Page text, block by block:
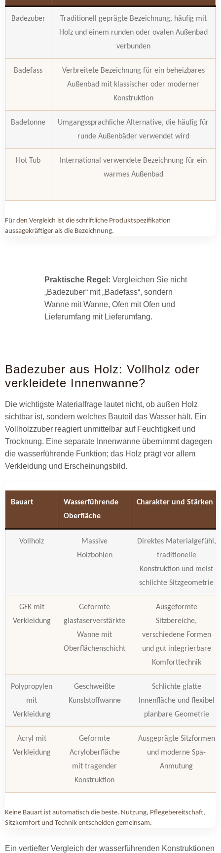
Badezuber
Traditionell geprägte Bezeichnung, häufig mit
Holz und einem runden oder ovalen Außenbad
verbunden
Badefass
Verbreitete Bezeichnung für ein beheizbares
Außenbad mit klassischer oder moderner
Konstruktion
Badetonne
Umgangssprachliche Alternative, die häufig für
runde Außenbäder verwendet wird
Hot Tub
International verwendete Bezeichnung für ein
warmes Außenbad
Für den Vergleich ist die schriftliche Produktspezifikation
aussagekräftiger als die Bezeichnung.
Praktische Regel: Vergleichen Sie nicht
„Badezuber“ mit „Badefass“, sondern
Wanne mit Wanne, Ofen mit Ofen und
Lieferumfang mit Lieferumfang.
Badezuber aus Holz: Vollholz oder
verkleidete Innenwanne?
Die wichtigste Materialfrage lautet nicht, ob außen Holz
sichtbar ist, sondern welches Bauteil das Wasser hält. Ein
Vollholzzuber reagiert unmittelbar auf Feuchtigkeit und
Trocknung. Eine separate Innenwanne übernimmt dagegen
die wasserführende Funktion; das Holz prägt vor allem
Verkleidung und Erscheinungsbild.
Bauart
Wasserführende
Oberfläche
Charakter und Stärken
Vollholz
Massive
Holzbohlen
Direktes Materialgefühl,
traditionelle
Konstruktion und meist
schlichte Sitzgeometrie
GFK mit
Verkleidung
Geformte
glasfaserverstärkte
Wanne mit
Oberflächenschicht
Ausgeformte
Sitzbereiche,
verschiedene Formen
und gut integrierbare
Komforttechnik
Polypropylen
mit
Verkleidung
Geschweißte
Kunststoffwanne
Schlichte glatte
Innenfläche und flexibel
planbare Geometrie
Acryl mit
Verkleidung
Geformte
Acryloberfläche
mit tragender
Konstruktion
Ausgeprägte Sitzformen
und moderne Spa-
Anmutung
Keine Bauart ist automatisch die beste. Nutzung, Pflegebereitschaft,
Sitzkomfort und Technik entscheiden gemeinsam.
Ein vertiefter Vergleich der wasserführenden Konstruktionen